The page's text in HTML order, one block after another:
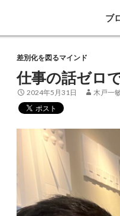
ブ
差別化を図るマインド
仕事の話ゼロ
2024年5月31日 木戸一